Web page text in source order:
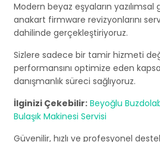
Modern beyaz eşyaların
anakart firmware revizyonlarını
dahilinde gerçekleştiriyoruz.
Sizlere sadece bir tamir hizmeti
performansını optimize eden
danışmanlık süreci sağlıyoruz.
İlginizi Çekebilir: Beyoğlu
Bulaşık Makinesi Servisi
Güvenilir, hızlı ve profesyonel